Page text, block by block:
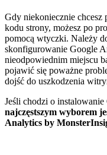
Gdy niekoniecznie chcesz
kodu strony, możesz po
pomocą wtyczki. Należy
skonfigurowanie Google
nieodpowiednim miejscu
pojawić się poważne
dojść do uszkodzenia
Jeśli chodzi o
najczęstszym wyborem
Analytics by